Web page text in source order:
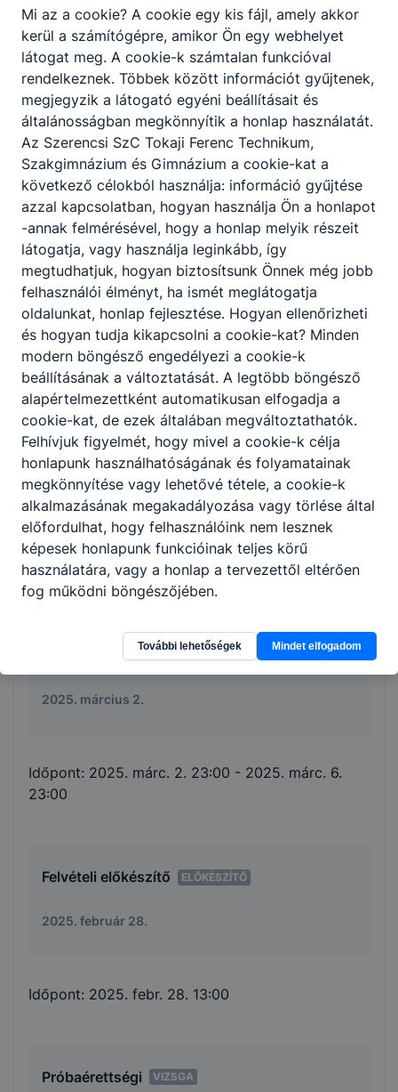
Iskolai ünnepség ÜNNEPSÉG
2025. március 14.
Időpont: 2025. márc. 14. 7:00
Próbaérettségi VIZSGA
2025. március 6.
Időpont: 2025. márc. 6. 10:30
Iskolai felvételi vizsga VIZSGA
2025. március 3.
Időpont: 2025. márc. 3. 11:00
ESEMÉNY
2025. március 2.
Időpont: 2025. márc. 2. 23:00 - 2025. márc. 6.
23:00
Felvételi előkészítő ELŐKÉSZÍTŐ
2025. február 28.
Időpont: 2025. febr. 28. 13:00
Próbaérettségi VIZSGA
Mi az a cookie? A cookie egy kis fájl, amely akkor
kerül a számítógépre, amikor Ön egy webhelyet
látogat meg. A cookie-k számtalan funkcióval
rendelkeznek. Többek között információt gyűjtenek,
megjegyzik a látogató egyéni beállításait és
általánosságban megkönnyítik a honlap használatát.
Az Szerencsi SzC Tokaji Ferenc Technikum,
Szakgimnázium és Gimnázium a cookie-kat a
következő célokból használja: információ gyűjtése
azzal kapcsolatban, hogyan használja Ön a honlapot
-annak felmérésével, hogy a honlap melyik részeit
látogatja, vagy használja leginkább, így
megtudhatjuk, hogyan biztosítsunk Önnek még jobb
felhasználói élményt, ha ismét meglátogatja
oldalunkat, honlap fejlesztése. Hogyan ellenőrizheti
és hogyan tudja kikapcsolni a cookie-kat? Minden
modern böngésző engedélyezi a cookie-k
beállításának a változtatását. A legtöbb böngésző
alapértelmezettként automatikusan elfogadja a
cookie-kat, de ezek általában megváltoztathatók.
Felhívjuk figyelmét, hogy mivel a cookie-k célja
honlapunk használhatóságának és folyamatainak
megkönnyítése vagy lehetővé tétele, a cookie-k
alkalmazásának megakadályozása vagy törlése által
előfordulhat, hogy felhasználóink nem lesznek
képesek honlapunk funkcióinak teljes körű
használatára, vagy a honlap a tervezettől eltérően
fog működni böngészőjében.
További lehetőségek Mindet elfogadom